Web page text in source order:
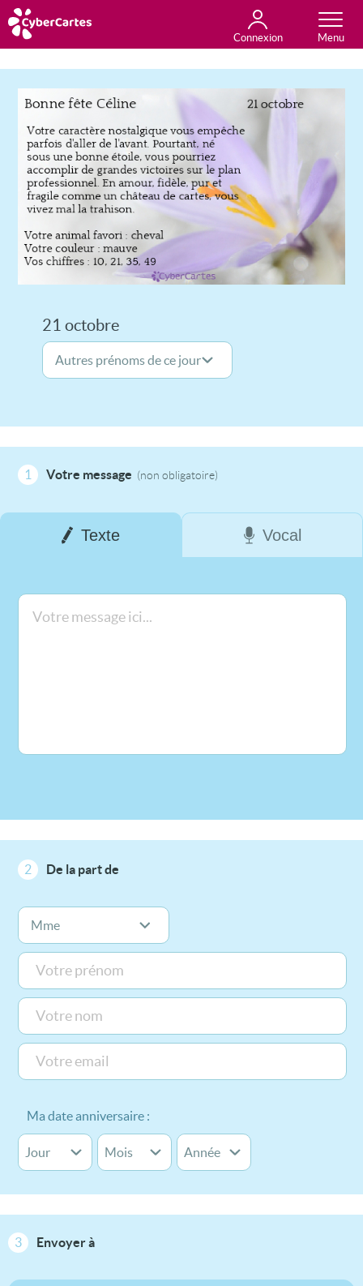
Connexion
Anniversaire
Fête du jour
Amour
Amitié
Merci
Toutes les cartes
21 octobre
1 Votre message (non obligatoire)
Texte Vocal
2 De la part de
Ma date anniversaire :
3 Envoyer à